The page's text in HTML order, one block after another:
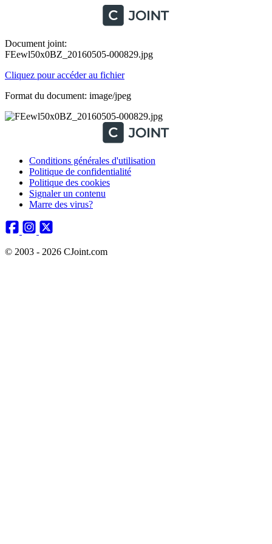
Document joint:
FEewl50x0BZ_20160505-000829.jpg
Cliquez pour accéder au fichier
Format du document: image/jpeg
Conditions générales d'utilisation
Politique de confidentialité
Politique des cookies
Signaler un contenu
Marre des virus?
© 2003 - 2026 CJoint.com